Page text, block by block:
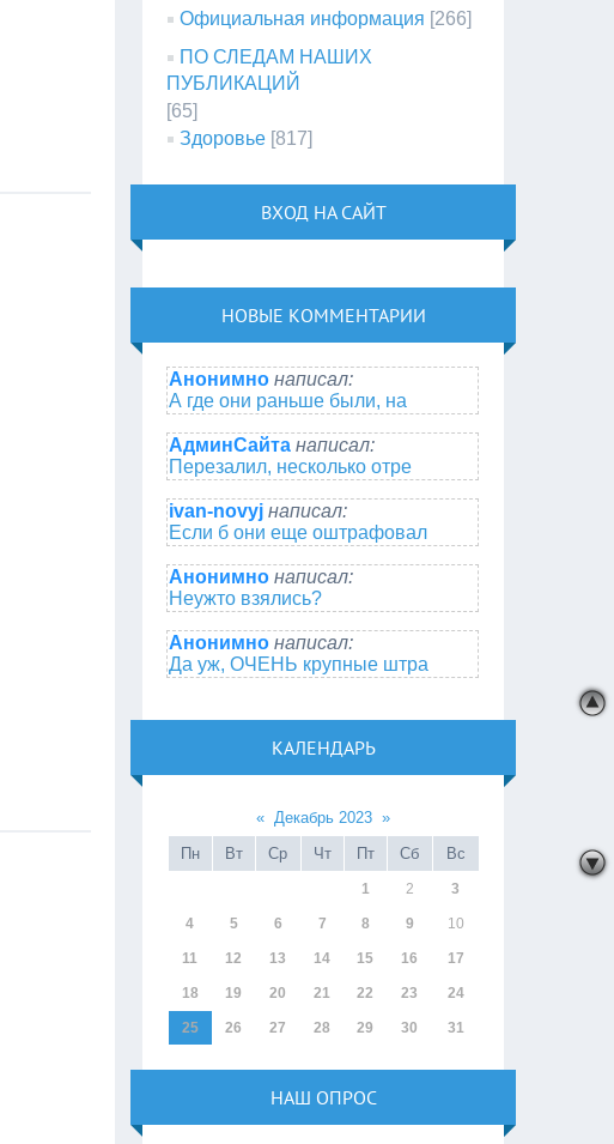
Официальная информация [266]
ПО СЛЕДАМ НАШИХ
ПУБЛИКАЦИЙ
[65]
Здоровье [817]
ВХОД НА САЙТ
НОВЫЕ КОММЕНТАРИИ
Анонимно написал:
А где они раньше были, на
АдминСайта написал:
Перезалил, несколько отре
ivan-novyj написал:
Если б они еще оштрафовал
Анонимно написал:
Неужто взялись?
Анонимно написал:
Да уж, ОЧЕНЬ крупные штра
КАЛЕНДАРЬ
« Декабрь 2023 »
Пн
Вт Ср Чт Пт Сб Вс
1 2 3
4 5 6 7 8 9 10
11 12 13 14 15 16 17
18 19 20 21 22 23 24
25 26 27 28 29 30 31
НАШ ОПРОС